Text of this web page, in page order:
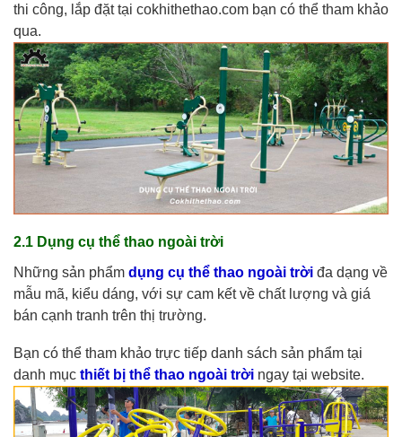
thi công, lắp đặt tại cokhithethao.com bạn có thể tham khảo
qua.
2.1 Dụng cụ thể thao ngoài trời
Những sản phẩm dụng cụ thể thao ngoài trời đa dạng về
mẫu mã, kiểu dáng, với sự cam kết về chất lượng và giá
bán cạnh tranh trên thị trường.
Bạn có thể tham khảo trực tiếp danh sách sản phẩm tại
danh mục thiết bị thể thao ngoài trời ngay tại website.